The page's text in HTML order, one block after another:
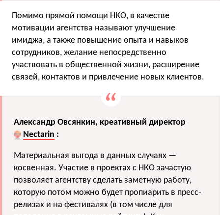
Помимо прямой помощи НКО, в качестве
мотивации агентства называют улучшение
имиджа, а также повышение опыта и навыков
сотрудников, желание непосредственно
участвовать в общественной жизни, расширение
связей, контактов и привлечение новых клиентов.
Александр Овсянкин, креативный директор
Nectarin :
Материальная выгода в данных случаях —
косвенная. Участие в проектах с НКО зачастую
позволяет агентству сделать заметную работу,
которую потом можно будет пропиарить в пресс-
релизах и на фестивалях (в том числе для